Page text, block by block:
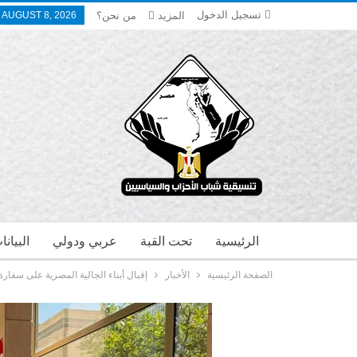
تسجيل الدخول AUGUST 8, 2026 من نحن؟ المزيد
عربي ودولي تحت القبة الرئيسية
الصفحة الرئيسية الأخبار إقبال أبناء الجالية المصرية على